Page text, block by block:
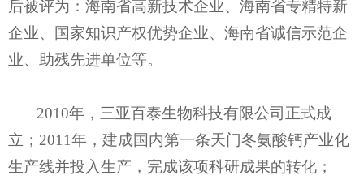
后被评为：海南省高新技术企业、海南省专精特新
企业、国家知识产权优势企业、海南省诚信示范企
业、助残先进单位等。
2010年，三亚百泰生物科技有限公司正式成
立；2011年，建成国内第一条天门冬氨酸钙产业化
生产线并投入生产，完成该项科研成果的转化；